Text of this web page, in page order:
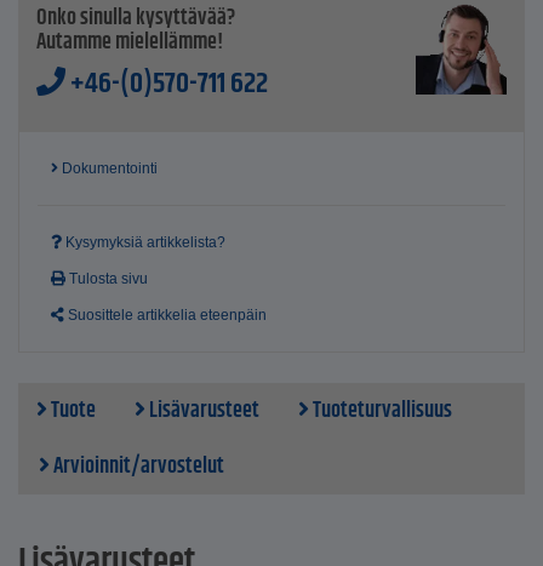
Onko sinulla kysyttävää?
Autamme mielellämme!
+46-(0)570-711 622
Dokumentointi
Kysymyksiä artikkelista?
Tulosta sivu
Suosittele artikkelia eteenpäin
Tuote Lisävarusteet
Tuoteturvallisuus
Arvioinnit/arvostelut